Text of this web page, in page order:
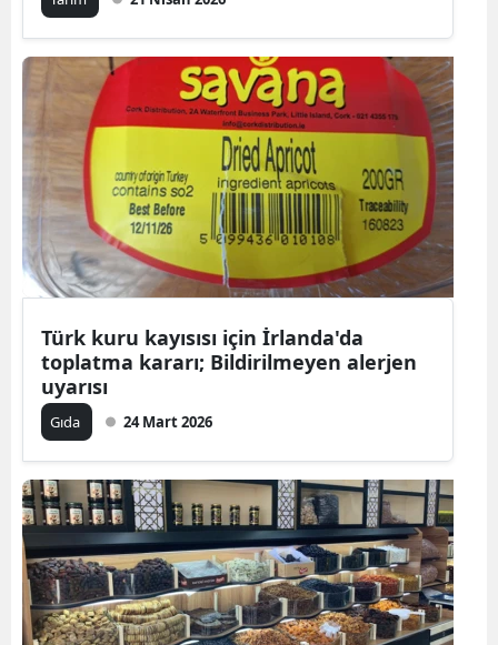
Türk kuru kayısısı için İrlanda'da
toplatma kararı; Bildirilmeyen alerjen
uyarısı
Gıda 24 Mart 2026